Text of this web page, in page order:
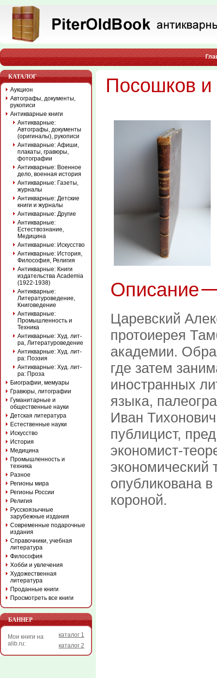
Посошков и
Описание
Царевский
протоиерея
академии.
где затем
иностранных
языка,
Иван
публицист,
экономист-
экономический
опубликована
короной.
КАТАЛОГ
Аукцион
Автографы, документы,
рукописи
Антикварные книги
Антикварные:
Автографы, документы
(оригиналы), рукописи
Антикварные: Афиши,
плакаты, гравюры,
фотографии
Антикварные: Военное
дело, военная история
Антикварные: Газеты,
журналы
Антикварные: Детские
книги и журналы
Антикварные: Другие
Антикварные:
Естествознание,
Медицина
Антикварные: Искусство
Антикварные: История,
Философия, Религия
Антикварные: Книги
издательства Academia
(1922-1938)
Антикварные:
Литературоведение,
Книговедение
Антикварные:
Промышленность и
Техника
Антикварные: Худ. лит-
ра, Литературоведение
Антикварные: Худ. лит-
ра: Поэзия
Антикварные: Худ. лит-
ра: Проза
Биографии, мемуары
Гравюры, литографии
Гуманитарные и
общественные науки
Детская литература
Естественные науки
Искусство
История
Медицина
Промышленность и
техника
Разное
Регионы мира
Регионы России
Религия
Русскоязычные
зарубежные издания
Современные подарочные
издания
Справочники, учебная
литература
Философия
Хобби и увлечения
Художественная
литература
Проданные книги
Просмотреть все книги
БАННЕР
Мои книги на
alib.ru:
каталог 1
каталог 2